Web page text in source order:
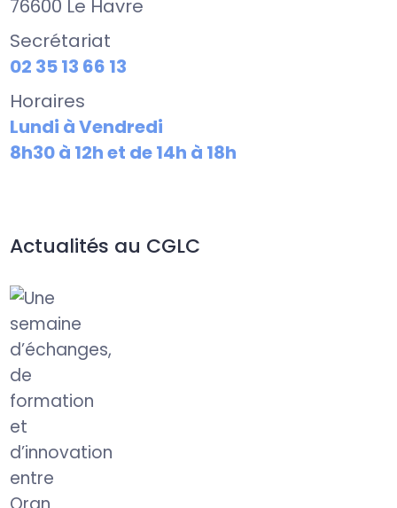
76600 Le Havre
Secrétariat
02 35 13 66 13
Horaires
Lundi à Vendredi
8h30 à 12h et de 14h à 18h
Actualités au CGLC